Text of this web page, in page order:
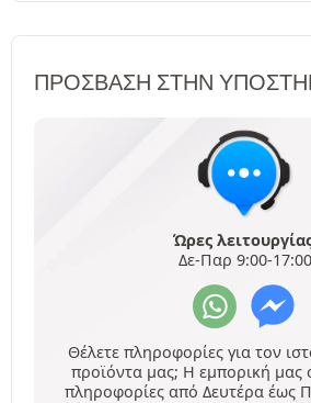
ΠΡΌΣΒΑΣΗ ΣΤΗΝ
Ώρες
Δε-Παρ 9:00-17:00
Θέλετε πληροφορίες για τον
προϊόντα μας; Η εμπορική μας
πληροφορίες από Δευτέρα έως